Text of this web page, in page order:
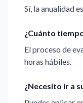
Sí, la anualidad
¿Cuánto
El proceso de
horas hábiles.
¿Necesito ir a